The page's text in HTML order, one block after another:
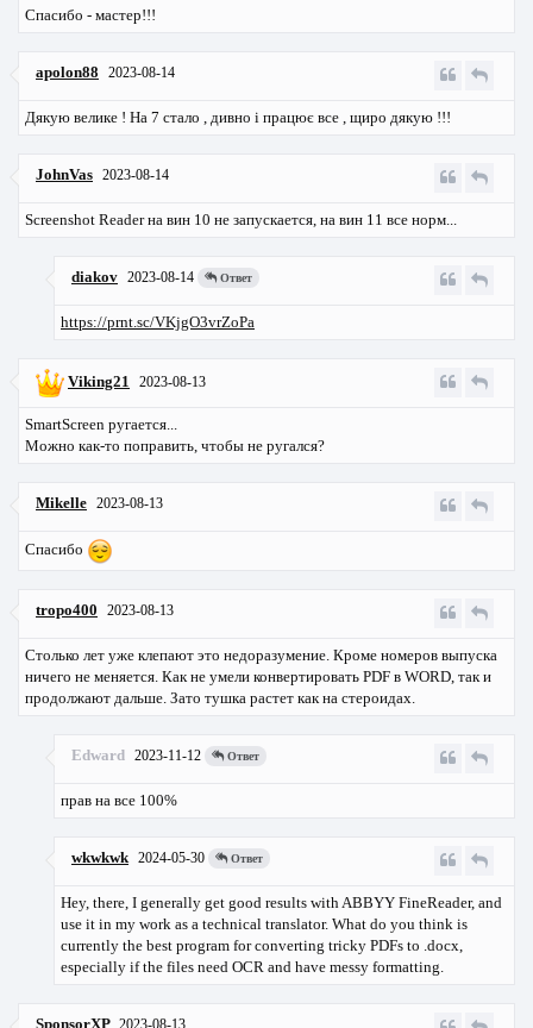
Спасибо - мастер!!!
apolon88 2023-08-14
Дякую велике ! На 7 стало , дивно і працює все , щиро дякую !!!
JohnVas 2023-08-14
Screenshot Reader на вин 10 не запускается, на вин 11 все норм...
diakov 2023-08-14 Ответ
https://prnt.sc/VKjgO3vrZoPa
Viking21 2023-08-13
SmartScreen ругается...
Можно как-то поправить, чтобы не ругался?
Mikelle 2023-08-13
Cпасибо
tropo400 2023-08-13
Столько лет уже клепают это недоразумение. Кроме номеров выпуска
ничего не меняется. Как не умели конвертировать PDF в WORD, так и
продолжают дальше. Зато тушка растет как на стероидах.
Edward 2023-11-12 Ответ
прав на все 100%
wkwkwk 2024-05-30 Ответ
Hey, there, I generally get good results with ABBYY FineReader, and
use it in my work as a technical translator. What do you think is
currently the best program for converting tricky PDFs to .docx,
especially if the files need OCR and have messy formatting.
SponsorXP